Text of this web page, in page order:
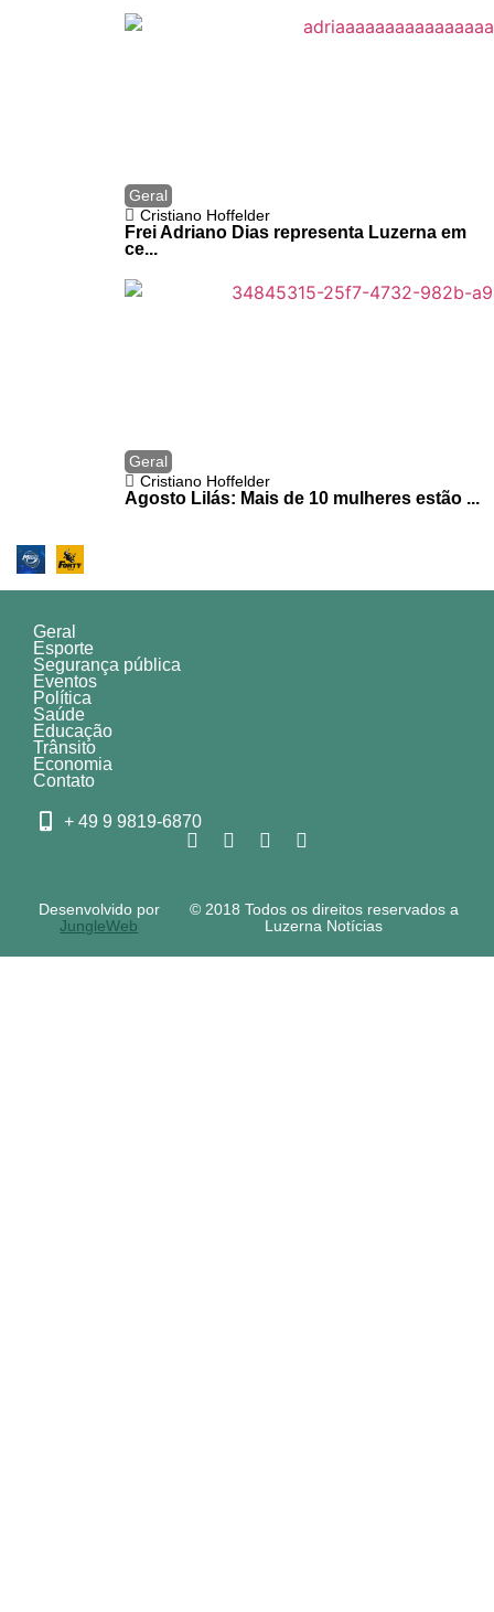
Geral
Cristiano Hoffelder
Frei Adriano Dias representa Luzerna em
ce...
Geral
Cristiano Hoffelder
Agosto Lilás: Mais de 10 mulheres estão ...
Geral
Esporte
Segurança pública
Eventos
Política
Saúde
Educação
Trânsito
Economia
Contato
+ 49 9 9819-6870
© 2018 Todos os direitos reservados a
Luzerna Notícias
Desenvolvido por
JungleWeb